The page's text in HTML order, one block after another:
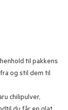
til pakkens
og stil dem til
chilipulver,